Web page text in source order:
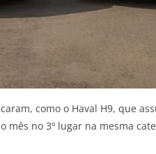
como o Haval H9, que
mês no 3º lugar na mesma